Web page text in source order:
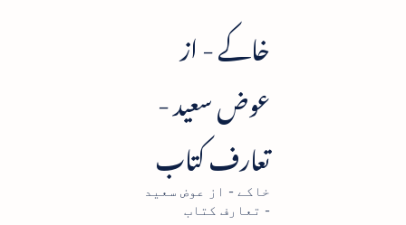
خاکے - از
عوض سعید -
تعارف کتاب
خاکے - از عوض سعید
- تعارف کتاب